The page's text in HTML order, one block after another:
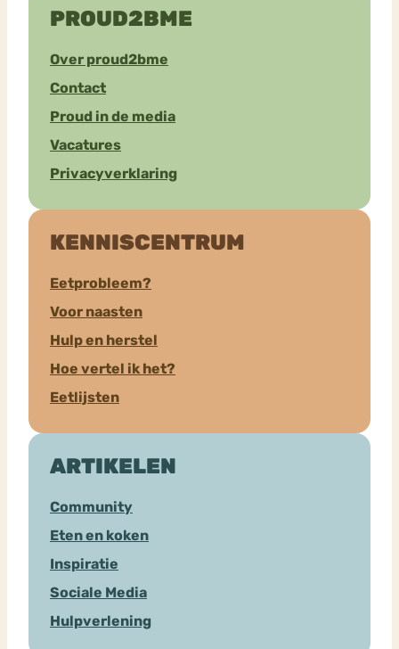
PROUD2BME
Over proud2bme
Contact
Proud in de media
Vacatures
Privacyverklaring
KENNISCENTRUM
Eetprobleem?
Voor naasten
Hulp en herstel
Hoe vertel ik het?
Eetlijsten
ARTIKELEN
Community
Eten en koken
Inspiratie
Sociale Media
Hulpverlening